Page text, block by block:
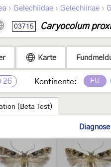
› Gelechiidae › Gelechiinae ›
03715 Caryocolum
Karte
Kontinente: EU
(Beta Test)
Diagnose